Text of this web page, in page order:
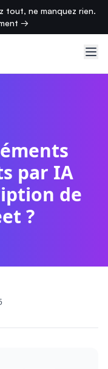
tout, ne manquez rien.
→
par IA
de
?